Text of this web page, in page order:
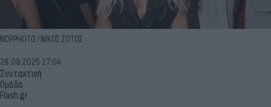
NDPPHOTO / ΝΙΚΟΣ ΖΟΤΟΣ
Συντακτική
Ομάδα
Flash.gr
28.08.2025 17:04